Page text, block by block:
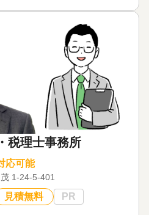
税理士事務所
応可能
1-24-5-401
見積無料 PR